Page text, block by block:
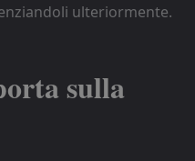
ulteriormente.
sulla